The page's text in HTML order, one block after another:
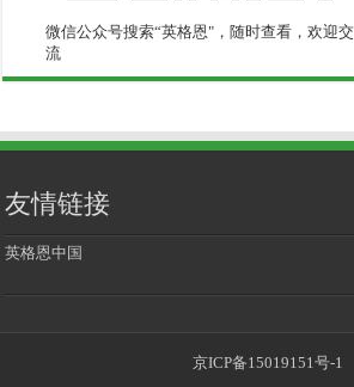
微信公众号搜索“英格恩"，随时查看，欢迎交
流
友情链接
英格恩中国
京ICP备15019151号-1